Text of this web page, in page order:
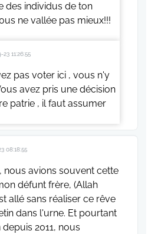
des individus de ton
ne vallée pas mieux!!!
23 11:26:55
pas voter ici , vous n'y
avez pris une décision
patrie , il faut assumer
08:18:55
nous avions souvent cette
défunt frère, (Allah
allé sans réaliser ce rêve
dans l'urne. Et pourtant
2011, nous